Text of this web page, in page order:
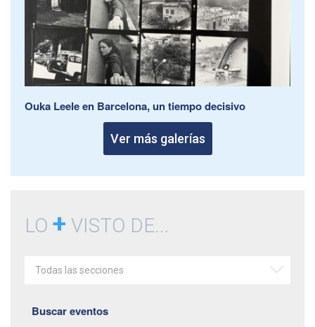
Ouka Leele en Barcelona, un tiempo decisivo
Ver más galerías
LO + VISTO DE...
Todas las secciones
Buscar eventos